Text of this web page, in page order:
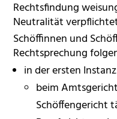
Rechtsfindung
Neutralität
Schöffinnen und
Rechtsprechung
in der ersten
beim
Schöffengericht